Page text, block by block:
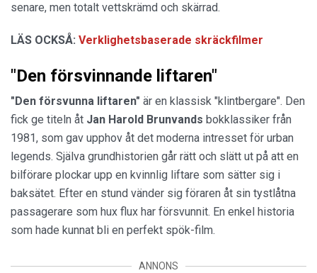
senare, men totalt vettskrämd och skärrad.
LÄS OCKSÅ: Verklighetsbaserade skräckfilmer
"Den försvinnande liftaren"
"Den försvunna liftaren" är en klassisk "klintbergare". Den
fick ge titeln åt Jan Harold Brunvands bokklassiker från
1981, som gav upphov åt det moderna intresset för urban
legends. Själva grundhistorien går rätt och slätt ut på att en
bilförare plockar upp en kvinnlig liftare som sätter sig i
baksätet. Efter en stund vänder sig föraren åt sin tystlåtna
passagerare som hux flux har försvunnit. En enkel historia
som hade kunnat bli en perfekt spök-film.
ANNONS